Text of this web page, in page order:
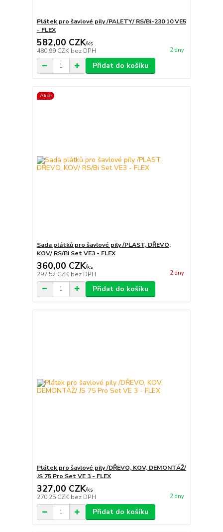
Plátek pro šavlové pily /PALETY/ RS/Bi-230 10 VE5
- FLEX
582,00 CZK/ks
480,99 CZK bez DPH 2 dny
Přidat do košíku
Akce
Sada plátků pro šavlové pily /PLAST, DŘEVO,
KOV/ RS/Bi Set VE3 - FLEX
360,00 CZK/ks
297,52 CZK bez DPH 2 dny
Přidat do košíku
Plátek pro šavlové pily /DŘEVO, KOV, DEMONTÁŽ/
JS 75 Pro Set VE 3 - FLEX
327,00 CZK/ks
270,25 CZK bez DPH 2 dny
Přidat do košíku